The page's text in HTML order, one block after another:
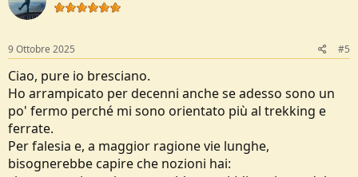
9 Ottobre 2025 #5
Ciao, pure io bresciano.
Ho arrampicato per decenni anche se adesso sono un
po' fermo perché mi sono orientato più al trekking e
ferrate.
Per falesia e, a maggior ragione vie lunghe,
bisognerebbe capire che nozioni hai: